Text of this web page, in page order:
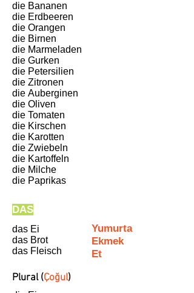
die Bananen
die Erdbeeren
die Orangen
die Birnen
die Marmeladen
die Gurken
die Petersilien
die Zitronen
die Auberginen
die Oliven
die Tomaten
die Kirschen
die Karotten
die Zwiebeln
die Kartoffeln
die Milche
die Paprikas
DAS
das Ei
das Brot
das Fleisch
Yumurta
Ekmek
Et
Plural (Çoğul)